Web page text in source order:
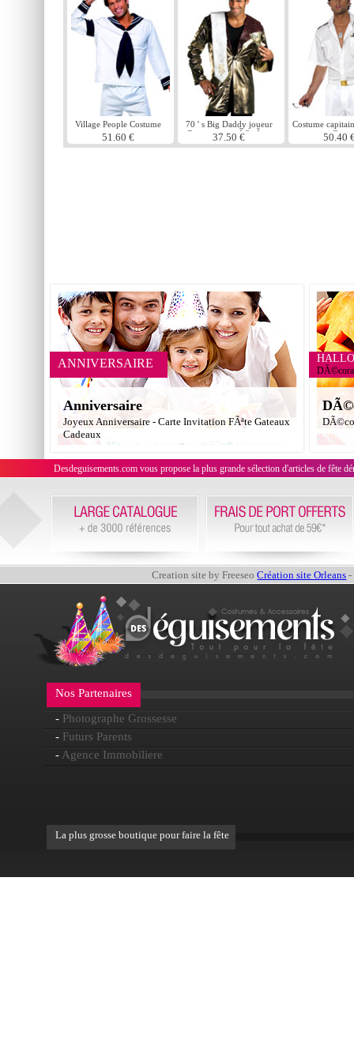
Village People Costume
marine
51.60 €
70 ' s Big Daddy joueur
Costume proxÃ©nÃ¨te
37.50 €
Costume
Gun
50.40
ANNIVERSAIRE
Anniversaire
Joyeux Anniversaire - Carte Invitation FÃªte Gateaux
Cadeaux
Desdeguisements.com vous propose la plus grande sélection d'articles de fête
Creation site by FreeseoCréation site Orleans -
Nos Partenaires
- Photographe Grossesse
- Futurs Parents
- Agence Immobiliere
La plus grosse boutique pour faire la fête